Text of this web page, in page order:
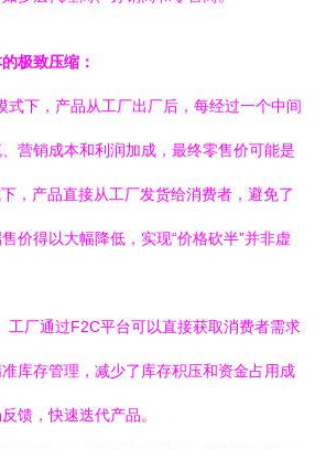
极致压缩：
式下，产品从工厂出厂后，每经过一个中间
营销成本和利润加成，最终零售价可能是
，产品直接从工厂发货给消费者，避免了
价得以大幅降低，实现“价格砍半”并非虚
工厂通过F2C平台可以直接获取消费者需求
库存管理，减少了库存积压和资金占用成
馈，快速迭代产品。